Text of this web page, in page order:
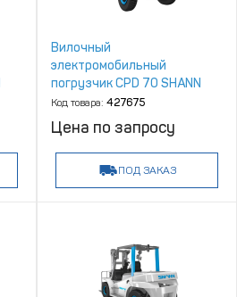
Вилочный
электромобильный
погрузчик CPD 70 SHANN
Код товара: 427675
Цена по запросу
ПОД ЗАКАЗ